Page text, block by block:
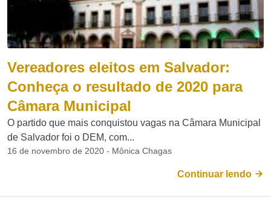
Vereadores eleitos em Salvador:
Conheça o resultado de 2020 para
Câmara Municipal
O partido que mais conquistou vagas na Câmara Municipal
de Salvador foi o DEM, com...
16 de novembro de 2020 - Mônica Chagas
Continuar lendo